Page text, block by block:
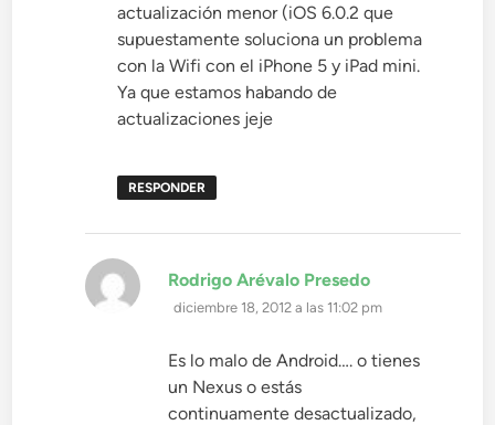
actualización menor (iOS 6.0.2 que
supuestamente soluciona un problema
con la Wifi con el iPhone 5 y iPad mini.
Ya que estamos habando de
actualizaciones jeje
RESPONDER
Rodrigo Arévalo Presedo
diciembre 18, 2012 a las 11:02 pm
Es lo malo de Android…. o tienes
un Nexus o estás
continuamente desactualizado,